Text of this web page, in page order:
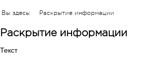
Вы здесь: Раскрытие информации
Раскрытие информации
Текст